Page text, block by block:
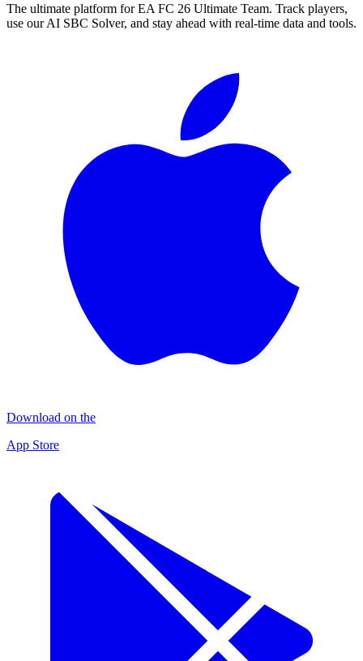
The ultimate platform for EA FC 26 Ultimate Team. Track players,
use our AI SBC Solver, and stay ahead with real-time data and tools.
Download on the
App Store